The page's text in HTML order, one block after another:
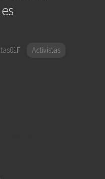
Activistas